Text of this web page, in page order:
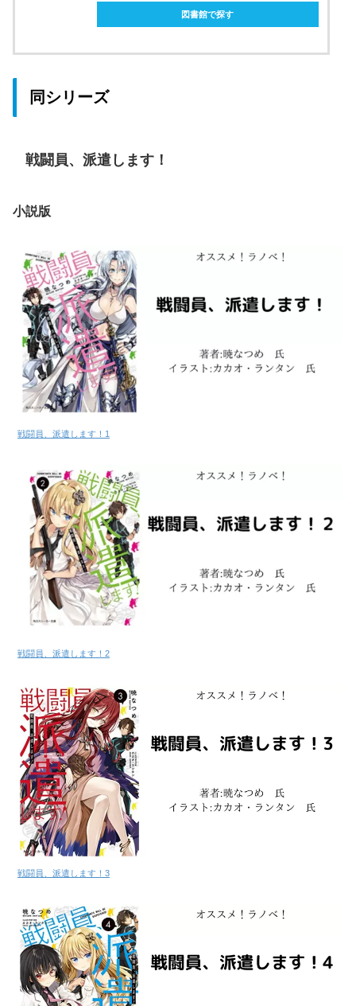
図書館で探す
同シリーズ
戦闘員、派遣します！
小説版
戦闘員、派遣します！1
戦闘員、派遣します！2
戦闘員、派遣します！3